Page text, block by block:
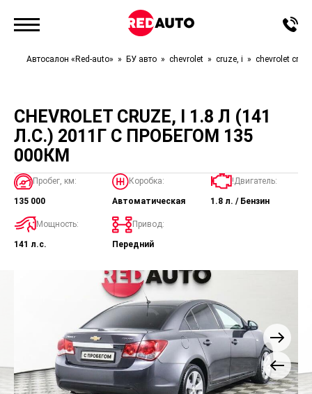
Автосалон «Red-auto» БУ авто chevrolet cruze, i chevrolet
CHEVROLET CRUZE, I 1.8 Л (141
Л.С.) 2011Г С ПРОБЕГОМ 135
000КМ
Пробег, км:
135 000
Коробка:
Автоматическая
!Двигатель:
1.8 л. / Бензин
Мощность:
141 л.с.
Привод:
Передний